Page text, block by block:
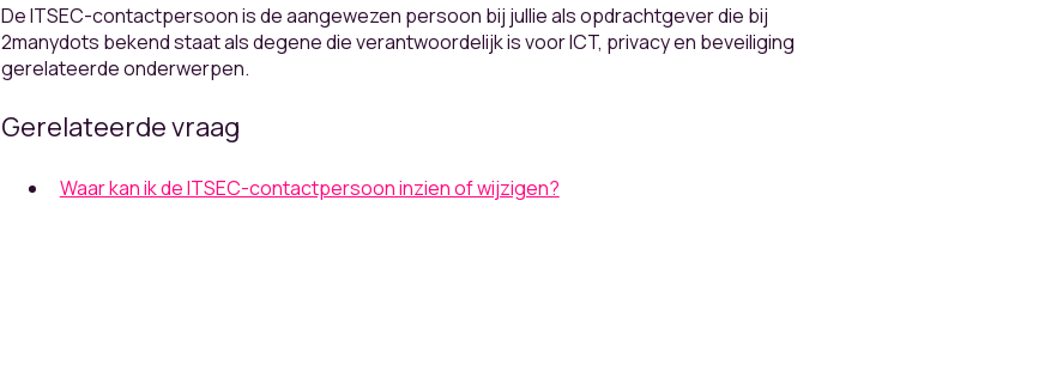
De ITSEC-contactpersoon is de aangewezen persoon bij jullie als opdrachtgever die bij
2manydots bekend staat als degene die verantwoordelijk is voor ICT, privacy en beveiliging
gerelateerde onderwerpen.
Gerelateerde vraag
Waar kan ik de ITSEC-contactpersoon inzien of wijzigen?